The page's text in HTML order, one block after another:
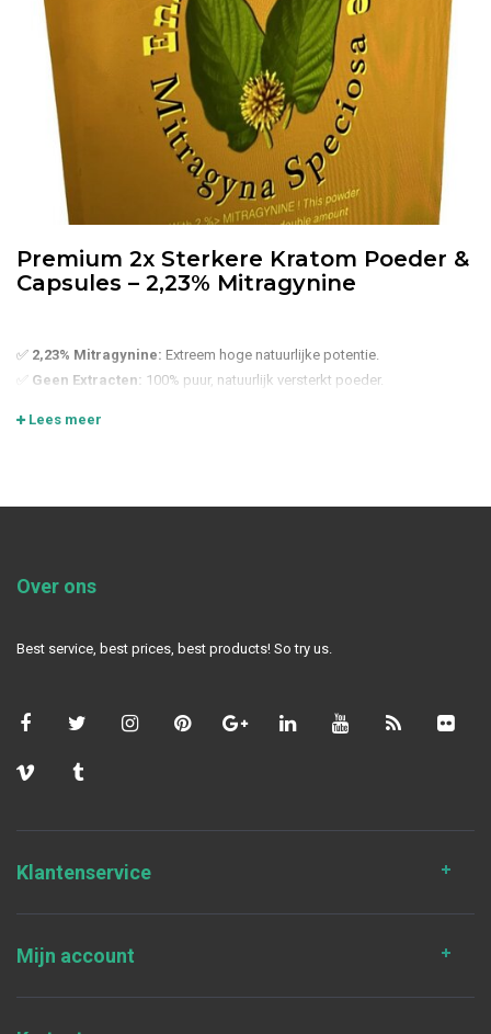
Premium 2x Sterkere Kratom Poeder &
Capsules – 2,23% Mitragynine
✅ 2,23% Mitragynine: Extreem hoge natuurlijke potentie.
✅ Geen Extracten: 100% puur, natuurlijk versterkt poeder.
Lees meer
Over ons
Best service, best prices, best products! So try us.
Klantenservice
Mijn account